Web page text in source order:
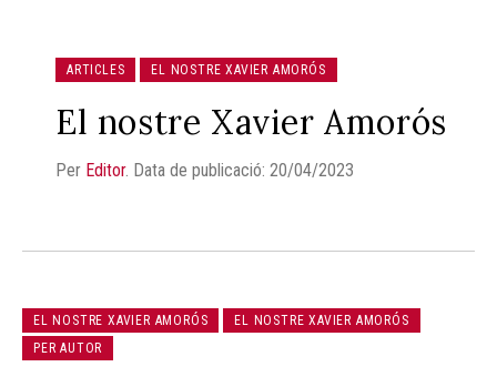
ARTICLES EL NOSTRE XAVIER AMORÓS
El nostre Xavier Amorós
Per Editor. Data de publicació: 20/04/2023
EL NOSTRE XAVIER AMORÓS
EL NOSTRE XAVIER AMORÓS
PER AUTOR